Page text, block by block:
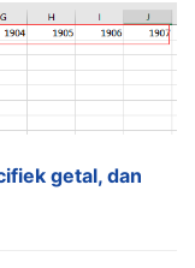
getal, dan